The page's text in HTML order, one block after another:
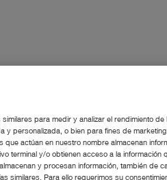
para medir y analizar el rendimiento de
y personalizada, o bien para fines de
actúan en nuestro nombre almacenan
terminal y/o obtienen acceso a la información
y procesan información, también de
similares. Para ello requerimos su